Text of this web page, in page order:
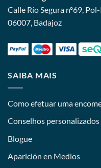
Calle Río Segura nº69,
06007, Badajoz
SAIBA MAIS
Como efetuar uma
Conselhos
Blogue
Aparición en Medios